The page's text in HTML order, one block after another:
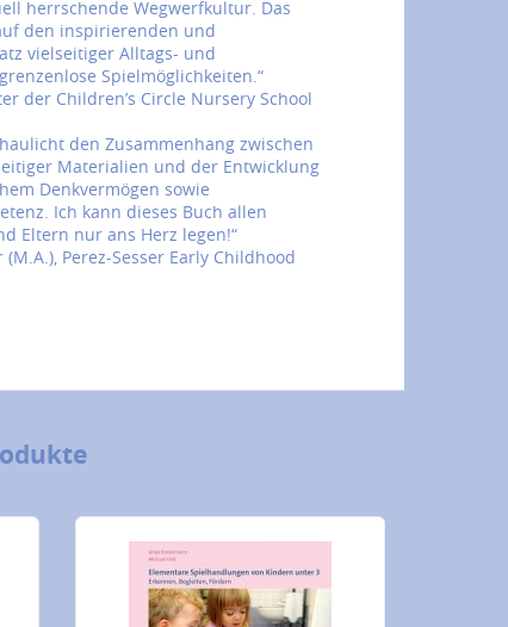
herrschende Wegwerfkultur. Das
den inspirierenden und
vielseitiger Alltags- und
Spielmöglichkeiten.“
der Children’s Circle Nursery School
den Zusammenhang zwischen
Materialien und der Entwicklung
Denkvermögen sowie
Ich kann dieses Buch allen
Eltern nur ans Herz legen!“
Perez-Sesser Early Childhood